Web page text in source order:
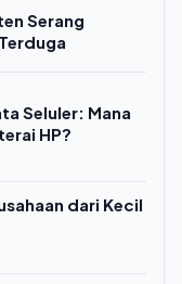
Serang
Seluler: Mana
HP?
dari Kecil